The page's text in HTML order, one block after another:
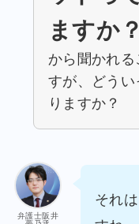
ますか？
から聞かれ
すが、どう
りますか？
弁護士阪井
それは